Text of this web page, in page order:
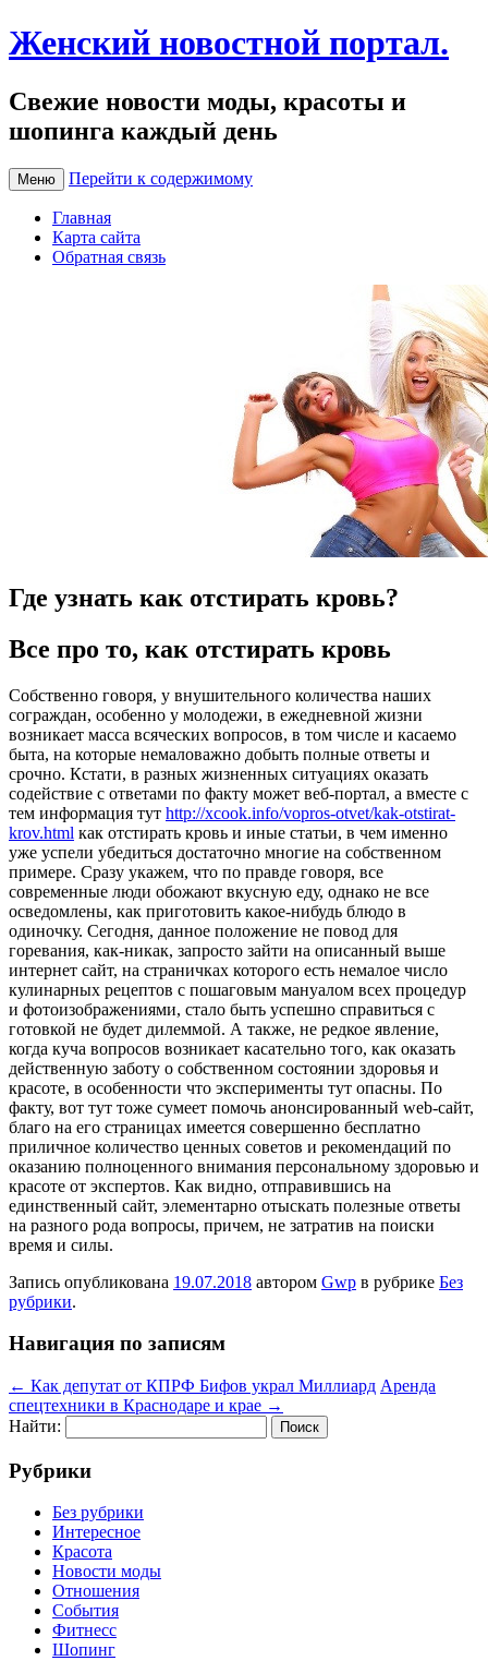
Женский новостной портал.
Свежие новости моды, красоты и
шопинга каждый день
Меню Перейти к содержимому
Главная
Карта сайта
Обратная связь
Где узнать как отстирать кровь?
Всe прo то, как отстирать кровь
Собственно говоря, у внушительного количества наших
сограждан, особенно у молодежи, в ежедневной жизни
возникает масса всяческих вопросов, в том числе и касаемо
быта, на которые немаловажно добыть полные ответы и
срочно. Кстати, в разных жизненных ситуациях оказать
содействие с ответами по факту может веб-портал, а вместе с
тем информация тут http://xcook.info/vopros-otvet/kak-otstirat-
krov.html как отстирать кровь и иные статьи, в чем именно
уже успели убедиться достаточно многие на собственном
примере. Сразу укажем, что по правде говоря, все
современные люди обожают вкусную еду, однако не все
осведомлены, как приготовить какое-нибудь блюдо в
одиночку. Сегодня, данное положение не повод для
горевания, как-никак, запросто зайти на описанный выше
интернет сайт, на страничках которого есть немалое число
кулинарных рецептов с пошаговым мануалом всех процедур
и фотоизображениями, стало быть успешно справиться с
готовкой не будет дилеммой. А также, не редкое явление,
когда куча вопросов возникает касательно того, как оказать
действенную заботу о собственном состоянии здоровья и
красоте, в особенности что эксперименты тут опасны. По
факту, вот тут тоже сумеет помочь анонсированный web-сайт,
благо на его страницах имеется совершенно бесплатно
приличное количество ценных советов и рекомендаций по
оказанию полноценного внимания персональному здоровью и
красоте от экспертов. Как видно, отправившись на
единственный сайт, элементарно отыскать полезные ответы
на разного рода вопросы, причем, не затратив на поиски
время и силы.
Запись опубликована 19.07.2018 автором Gwp в рубрике Без
рубрики.
Навигация по записям
← Как депутат от КПРФ Бифов украл Миллиард Аренда
спецтехники в Краснодаре и крае →
Найти:
Рубрики
Без рубрики
Интересное
Красота
Новости моды
Отношения
События
Фитнесс
Шопинг